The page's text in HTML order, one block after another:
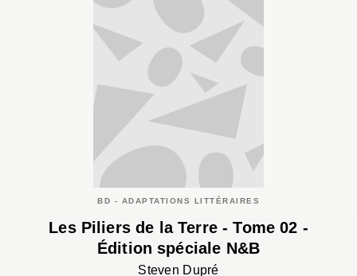
BD - ADAPTATIONS LITTÉRAIRES
Les Piliers de la Terre - Tome 02 -
Édition spéciale N&B
Steven Dupré